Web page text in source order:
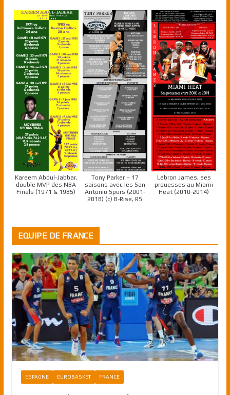
Kareem Abdul-Jabbar,
double MVP des NBA
Finals (1971 & 1985)
Tony Parker – 17
saisons avec les San
Antonio Spurs (2001-
2018) (c) B-Rise, RS
Lebron James, ses
prouesses au Miami
Heat (2010-2014)
EQUIPE DE FRANCE
ESPAGNE EUROBASKET FRANCE